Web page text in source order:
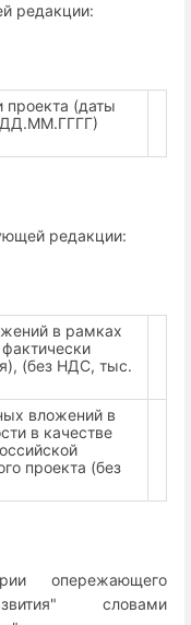
редакции:
проекта (даты
ДД.ММ.ГГГГ)
редакции:
в рамках
(без НДС, тыс.
вложений в
в качестве
проекта (без
опережающего
словами